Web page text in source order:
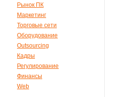
Рынок ПК
Маркетинг
Торговые сети
Оборудование
Outsourcing
Кадры
Регулирование
Финансы
Web